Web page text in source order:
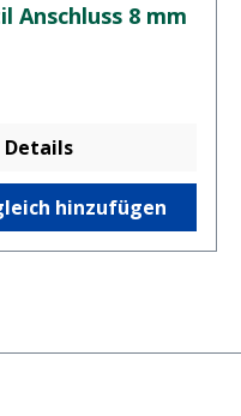
Anschluss 8 mm
Details
hinzufügen